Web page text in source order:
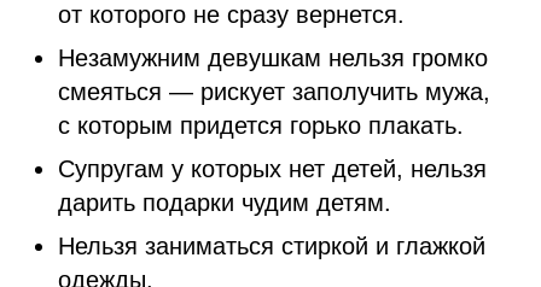
от которого не сразу вернется.
Незамужним девушкам нельзя громко
смеяться — рискует заполучить мужа,
с которым придется горько плакать.
Супругам у которых нет детей, нельзя
дарить подарки чудим детям.
Нельзя заниматься стиркой и глажкой
одежды.